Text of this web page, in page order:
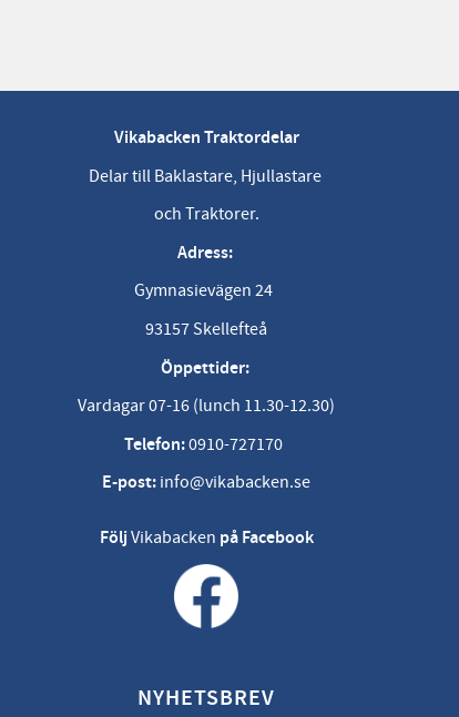
Vikabacken Traktordelar
Delar till Baklastare, Hjullastare
och Traktorer.
Adress:
Gymnasievägen 24
93157 Skellefteå
Öppettider:
Vardagar 07-16 (lunch 11.30-12.30)
Telefon:0910-727170
E-post: info@vikabacken.se
FöljVikabacken på Facebook
NYHETSBREV